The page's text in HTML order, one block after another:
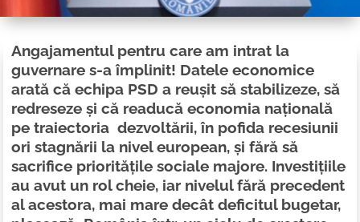
Angajamentul pentru care am intrat la
guvernare s-a împlinit! Datele economice
arată că echipa PSD a reușit să stabilizeze, să
redreseze și că readucă economia națională
pe traiectoria dezvoltării, în pofida recesiunii
ori stagnării la nivel european, și fără să
sacrifice prioritățile sociale majore. Investițiile
au avut un rol cheie, iar nivelul fără precedent
al acestora, mai mare decât deficitul bugetar,